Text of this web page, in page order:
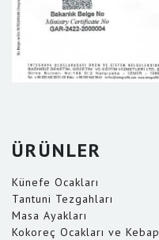
ÜRÜNLER
Künefe Ocakları
Tantuni Tezgahları
Masa Ayakları
Kokoreç Ocakları ve Kebap